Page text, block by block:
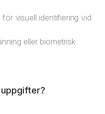
för visuell identifiering vid
eller biometrisk